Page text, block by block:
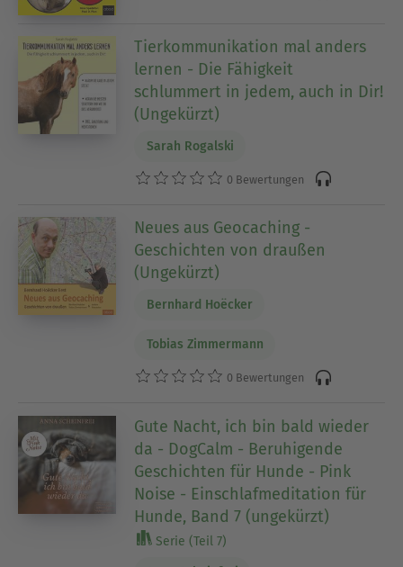
Tierkommunikation mal anders
lernen - Die Fähigkeit
schlummert in jedem, auch in Dir!
(Ungekürzt)
Sarah Rogalski
0 Bewertungen
Neues aus Geocaching -
Geschichten von draußen
(Ungekürzt)
Bernhard Hoëcker
Tobias Zimmermann
0 Bewertungen
Gute Nacht, ich bin bald wieder
da - DogCalm - Beruhigende
Geschichten für Hunde - Pink
Noise - Einschlafmeditation für
Hunde, Band 7 (ungekürzt)
Serie (Teil 7)